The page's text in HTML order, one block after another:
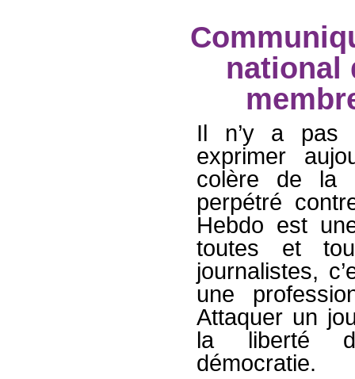
national
Il n’y a pas
exprimer
colère de la
perpétré
Hebdo est
toutes et
journalistes,
une
Attaquer un
la liberté
démocratie.